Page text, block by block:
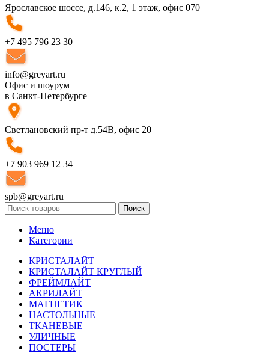
Ярославское шоссе, д.146, к.2, 1 этаж, офис 070
+7 495 796 23 30
info@greyart.ru
Офис и шоурум
в Санкт-Петербурге
Светлановский пр-т д.54В, офис 20
+7 903 969 12 34
spb@greyart.ru
Поиск
Меню
Категории
КРИСТАЛАЙТ
КРИСТАЛАЙТ КРУГЛЫЙ
ФРЕЙМЛАЙТ
АКРИЛАЙТ
МАГНЕТИК
НАСТОЛЬНЫЕ
ТКАНЕВЫЕ
УЛИЧНЫЕ
ПОСТЕРЫ